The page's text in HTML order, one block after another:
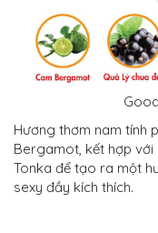
Hương thơm nam tính
Bergamot, kết hợp
Tonka để tạo ra một
sexy đầy kích thích.